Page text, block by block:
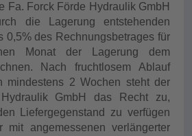
Fa. Forck Förde Hydraulik GmbH
die Lagerung entstehenden
0,5% des Rechnungsbetrages für
Monat der Lagerung dem
Nach fruchtlosem Ablauf
mindestens 2 Wochen steht der
GmbH das Recht zu,
Liefergegenstand zu verfügen
mit angemessenen verlängerter